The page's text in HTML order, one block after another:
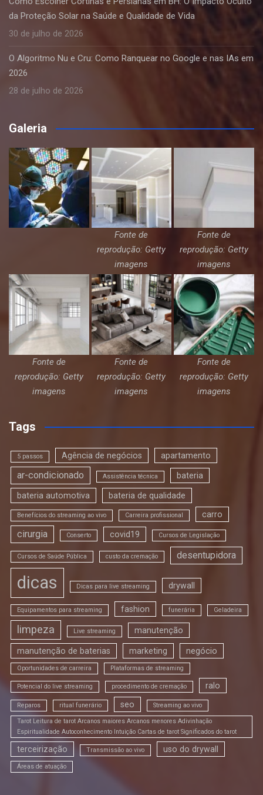
da Proteção Solar na Saúde e Qualidade de Vida
30 de julho de 2026
O Algoritmo Nu e Cru: Como Ranquear no Google e nas IAs em
2026
28 de julho de 2026
Galeria
Fonte de
reprodução: Getty
imagens
Fonte de
reprodução: Getty
imagens
Fonte de
reprodução: Getty
imagens
Fonte de
reprodução: Getty
imagens
Fonte de
reprodução: Getty
imagens
Tags
5 passos Agência de negócios apartamento
ar-condicionado Assistência técnica bateria
bateria automotiva bateria de qualidade
Benefícios do streaming ao vivo Carreira profissional carro
cirurgia Conserto covid19 Cursos de Legislação
Cursos de Saúde Pública custo da cremação desentupidora
dicas Dicas para live streaming drywall
Equipamentos para streaming fashion funerária Geladeira
limpeza Live streaming manutenção
manutenção de baterias marketing negócio
Oportunidades de carreira Plataformas de streaming
Potencial do live streaming procedimento de cremação ralo
Reparos ritual funerário seo Streaming ao vivo
Tarot Leitura de tarot Arcanos maiores Arcanos menores Adivinhação
Espiritualidade Autoconhecimento Intuição Cartas de tarot Significados do tarot
terceirização Transmissão ao vivo uso do drywall
Áreas de atuação